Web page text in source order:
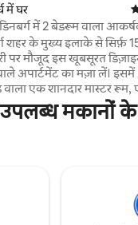
में घर
में 2 बेडरूम वाला
शहर के मुख्य इलाके से सिर्फ़
पर मौजूद इस खूबसूरत
का मज़ा लें। इसमें 2 बेडरूम,
एक शानदार मास्टर रूम,
डबल बेडरूम और एक
पूरे दिन घूमने-फिरने के
फ़ाई, स्मार्ट टीवी और
मकानों